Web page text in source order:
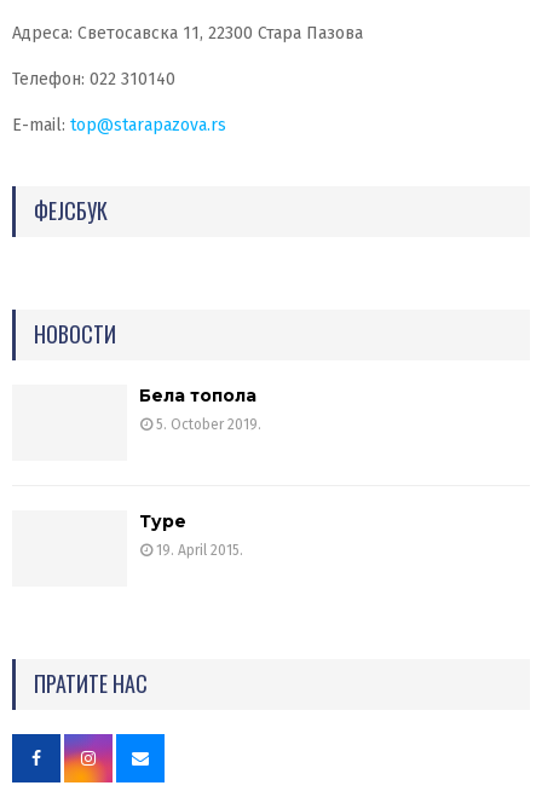
Адреса: Светосавска 11, 22300 Стара Пазова
Телефон: 022 310140
E-mail: top@starapazova.rs
ФЕЈСБУК
НОВОСТИ
Бела топола
5. October 2019.
Туре
19. April 2015.
ПРАТИТЕ НАС